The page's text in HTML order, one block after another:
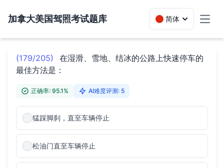
加拿大美国驾照考试题库 简体
(179/205)
在湿滑、雪地、结冰的公路上快速停车的
最佳方法是：
正确率: 95.1% AI难度评测: 5
猛踩脚刹，直至车辆停止
松油门直至车辆停止